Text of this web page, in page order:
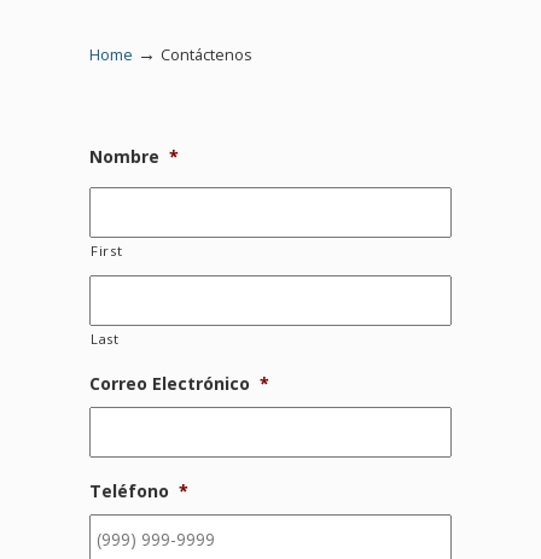
Home → Contáctenos
Nombre *
First
Last
Correo Electrónico *
Teléfono *